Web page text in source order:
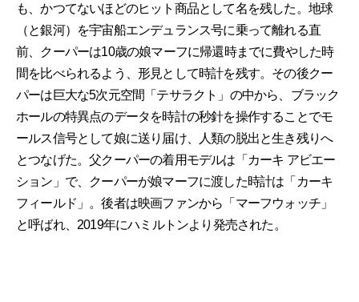
も、かつてないほどのヒット商品として名を残した。地球
（と銀河）を宇宙船エンデュランス号に乗って離れる直
前、クーパーは10歳の娘マーフに帰還時までに費やした時
間を比べられるよう、形見として時計を残す。その後クー
パーは巨大な5次元空間「テサラクト」の中から、ブラック
ホールの特異点のデータを時計の秒針を操作することでモ
ールス信号として娘に送り届け、人類の脱出と生き残りへ
とつなげた。父クーパーの着用モデルは「カーキ アビエー
ション」で、クーパーが娘マーフに渡した時計は「カーキ
フィールド」。後者は映画ファンから「マーフウォッチ」
と呼ばれ、2019年にハミルトンより発売された。